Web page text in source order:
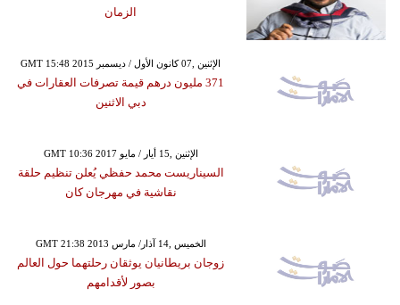
الزمان
GMT 15:48 2015 الإثنين ,07 كانون الأول / ديسمبر
371 مليون درهم قيمة تصرفات العقارات في
دبي الاثنين
GMT 10:36 2017 الإثنين ,15 أيار / مايو
السيناريست محمد حفظي يُعلن تنظيم حلقة
نقاشية في مهرجان كان
GMT 21:38 2013 الخميس ,14 آذار/ مارس
زوجان بريطانيان يوثقان رحلتهما حول العالم
بصور لأقدامهم